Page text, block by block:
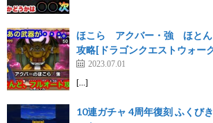
ほこら アクバー・強 ほとん
攻略[ドラゴンクエストウォー
2023.07.01
[…]
10連ガチャ 4周年復刻 ふくび